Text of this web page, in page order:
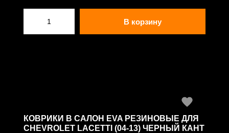
В корзину
КОВРИКИ В САЛОН EVA РЕЗИНОВЫЕ ДЛЯ
CHEVROLET LACETTI (04-13) ЧЕРНЫЙ КАНТ